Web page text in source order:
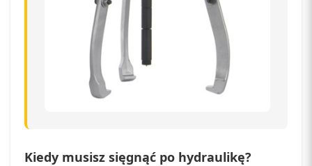
Kiedy musisz sięgnąć po hydraulikę?